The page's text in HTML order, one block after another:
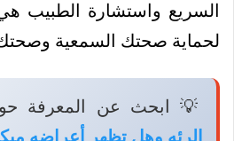
السريع واستشارة الطبيب هي
لحماية صحتك السمعية وصحتك
💡 ابحث عن المعرفة
الرئه وهل تظهر أعراضه